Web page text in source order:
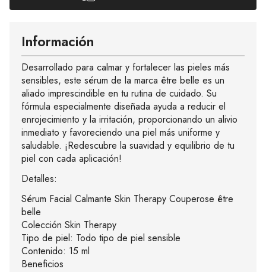
Información
Desarrollado para calmar y fortalecer las pieles más
sensibles, este sérum de la marca être belle es un
aliado imprescindible en tu rutina de cuidado. Su
fórmula especialmente diseñada ayuda a reducir el
enrojecimiento y la irritación, proporcionando un alivio
inmediato y favoreciendo una piel más uniforme y
saludable. ¡Redescubre la suavidad y equilibrio de tu
piel con cada aplicación!
Detalles:
Sérum Facial Calmante Skin Therapy Couperose être
belle
Colección Skin Therapy
Tipo de piel: Todo tipo de piel sensible
Contenido: 15 ml
Beneficios